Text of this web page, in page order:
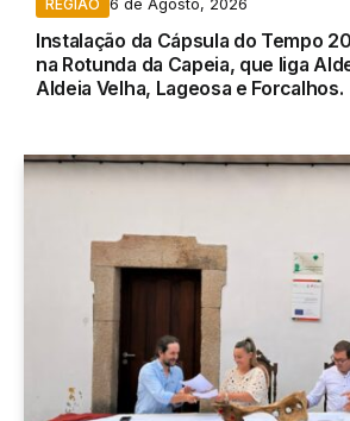
REGIÃO 6 de Agosto, 2026
Instalação da Cápsula do Tempo
na Rotunda da Capeia, que liga
Aldeia Velha, Lageosa e Forcalhos.